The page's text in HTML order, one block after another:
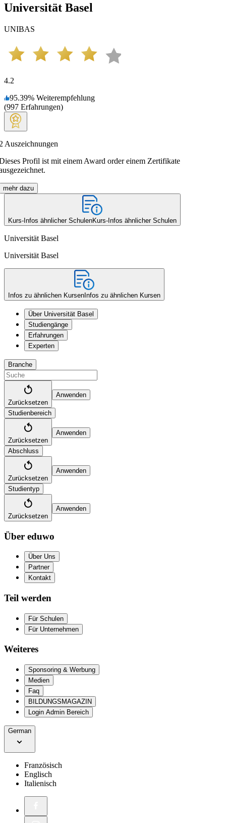
Universität Basel
UNIBAS
4.2
95.39% Weiterempfehlung
(997 Erfahrungen)
Auszeichnungen
Profil ist mit einem Award order einem Zertifikate
mehr dazu
Kurs-Infos ähnlicher SchulenKurs-Infos ähnlicher Schulen
Universität Basel
Universität Basel
Infos zu ähnlichen Kursen Infos zu ähnlichen Kursen
Über Universität Basel
Studiengänge
Erfahrungen
Experten
Branche
Zurücksetzen
Anwenden
Studienbereich
Zurücksetzen
Anwenden
Abschluss
Zurücksetzen
Anwenden
Studientyp
Zurücksetzen
Anwenden
Über eduwo
Über Uns
Partner
Kontakt
Teil werden
Für Schulen
Für Unternehmen
Weiteres
Sponsoring & Werbung
Medien
Faq
BILDUNGSMAGAZIN
Login Admin Bereich
German
Französisch
Englisch
Italienisch